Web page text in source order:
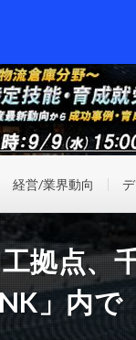
経営/業界動向
拠点、
」内で